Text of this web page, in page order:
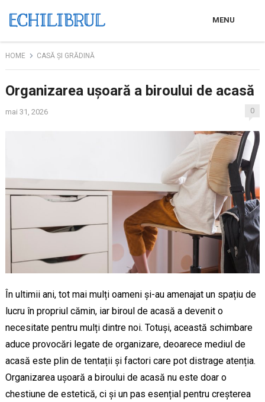
MENU
HOME CASĂ ȘI GRĂDINĂ
Organizarea ușoară a biroului de acasă
mai 31, 2026 0
În ultimii ani, tot mai mulți oameni și-au amenajat un spațiu de
lucru în propriul cămin, iar biroul de acasă a devenit o
necesitate pentru mulți dintre noi. Totuși, această schimbare
aduce provocări legate de organizare, deoarece mediul de
acasă este plin de tentații și factori care pot distrage atenția.
Organizarea ușoară a biroului de acasă nu este doar o
chestiune de estetică, ci și un pas esențial pentru creșterea